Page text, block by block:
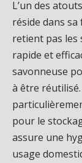
L’un des
réside dans sa
retient pas les
rapide et
savonneuse
à être
pour le
assure une
usage